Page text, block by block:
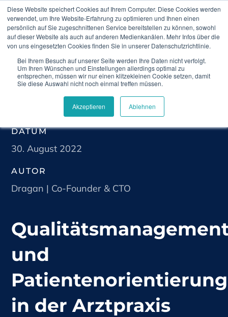
Diese Website speichert Cookies auf Ihrem Computer. Diese Cookies werden
verwendet, um Ihre Website-Erfahrung zu optimieren und Ihnen einen
persönlich auf Sie zugeschnittenen Service bereitstellen zu können, sowohl
auf dieser Website als auch auf anderen Medienkanälen. Mehr Infos über die
von uns eingesetzten Cookies finden Sie in unserer Datenschutzrichtlinie.
Bei Ihrem Besuch auf unserer Seite werden Ihre Daten nicht verfolgt.
Um Ihren Wünschen und Einstellungen allerdings optimal zu
entsprechen, müssen wir nur einen klitzekleinen Cookie setzen, damit
Sie diese Auswahl nicht noch einmal treffen müssen.
Akzeptieren Ablehnen
Home Blog
Qualitätsmanagement und
Patientenorientierung in der Arztpraxis
und
Patientenorientierung
in der Arztpraxis
DATUM
30. August 2022
AUTOR
Dragan | Co-Founder & CTO